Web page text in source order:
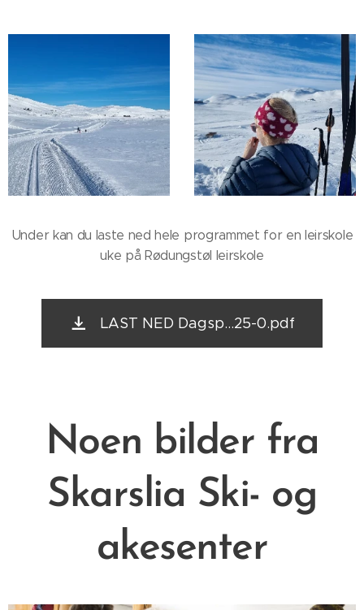
Under kan du laste ned hele programmet for en leirskole
uke på Rødungstøl leirskole
LAST NED Dagsp...25-0.pdf
Noen bilder fra
Skarslia Ski- og
akesenter